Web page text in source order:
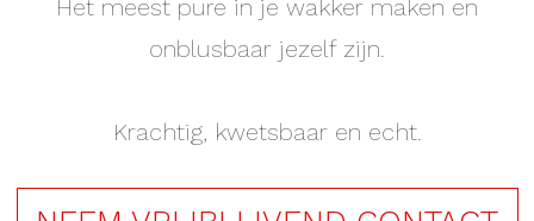
Het meest pure in je wakker maken en
onblusbaar jezelf zijn.
Krachtig, kwetsbaar en echt.